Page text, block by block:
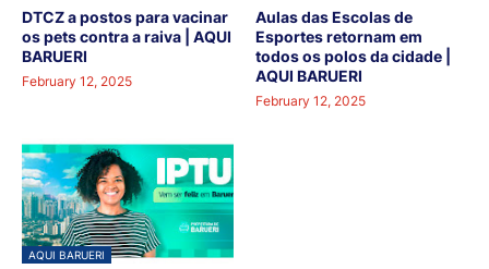
DTCZ a postos para vacinar
os pets contra a raiva | AQUI
BARUERI
February 12, 2025
Aulas das Escolas de
Esportes retornam em
todos os polos da cidade |
AQUI BARUERI
February 12, 2025
AQUI BARUERI